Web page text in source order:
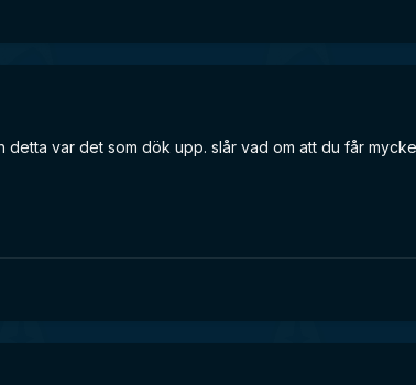
var det som dök upp. slår vad om att du får